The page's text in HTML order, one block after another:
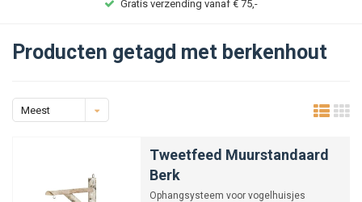
Gratis verzending vanaf € 75,-
Producten getagd met berkenhout
Meest
Tweetfeed Muurstandaard
Berk
Ophangsysteem voor vogelhuisjes